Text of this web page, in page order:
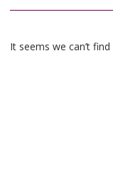
It seems we can’t